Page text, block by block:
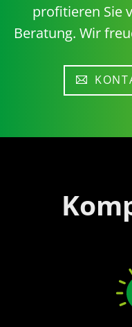
profitieren Sie
Beratung. Wir